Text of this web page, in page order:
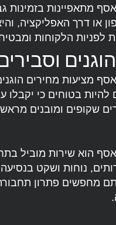
מתאפיינות בזמינות
או דרך האפליקציה,
לפניות הלקוחות
אסף מציעות מחירים
להיות בטוחים כי
שקופים ומובנים
אסף הוא שירות מוביל
נוחות ושקט
מחפשים פתרון